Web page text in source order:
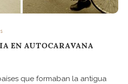
EN AUTOCARAVANA
que formaban la antigua